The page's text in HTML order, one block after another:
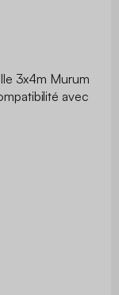
3x4m Murum
avec